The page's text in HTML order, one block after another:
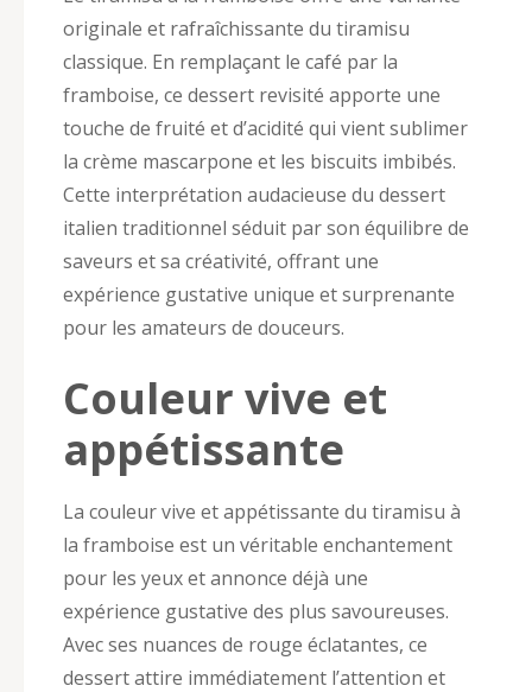
originale et rafraîchissante du tiramisu
classique. En remplaçant le café par la
framboise, ce dessert revisité apporte une
touche de fruité et d’acidité qui vient sublimer
la crème mascarpone et les biscuits imbibés.
Cette interprétation audacieuse du dessert
italien traditionnel séduit par son équilibre de
saveurs et sa créativité, offrant une
expérience gustative unique et surprenante
pour les amateurs de douceurs.
Couleur vive et
appétissante
La couleur vive et appétissante du tiramisu à
la framboise est un véritable enchantement
pour les yeux et annonce déjà une
expérience gustative des plus savoureuses.
Avec ses nuances de rouge éclatantes, ce
dessert attire immédiatement l’attention et